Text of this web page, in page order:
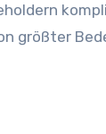
größter